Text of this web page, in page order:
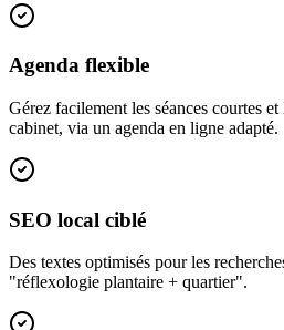
Agenda flexible
Gérez facilement les séances courtes
cabinet, via un agenda en ligne adapté.
SEO local ciblé
Des textes optimisés pour les
"réflexologie plantaire + quartier".